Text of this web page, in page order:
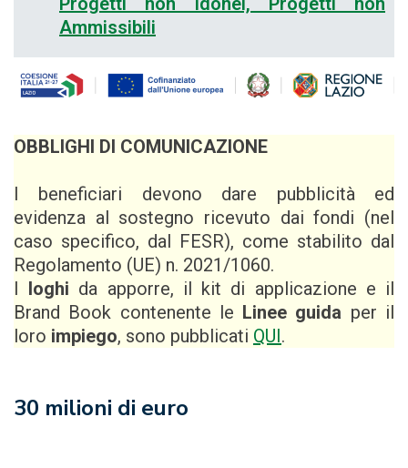
Ammissibili
OBBLIGHI DI COMUNICAZIONE
I beneficiari devono dare pubblicità ed
evidenza al sostegno ricevuto dai fondi (nel
caso specifico, dal FESR), come stabilito dal
Regolamento (UE) n. 2021/1060.
I loghi da apporre, il kit di applicazione e il
Brand Book contenente le Linee guida per il
loro impiego, sono pubblicati QUI.
30 milioni di euro